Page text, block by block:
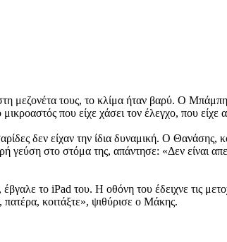
μεζονέτα τους, το κλίμα ήταν βαρύ. Ο
που είχε χάσει τον έλεγχο, που είχε
δεν είχαν την ίδια δυναμική. Ο Θανάσης,
γεύση στο στόμα της, απάντησε: «Δεν είναι
το iPad του. Η οθόνη του έδειχνε τις
κοιτάξτε», ψιθύρισε ο Μάκης.